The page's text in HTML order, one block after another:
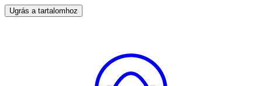
Ugrás a tartalomhoz